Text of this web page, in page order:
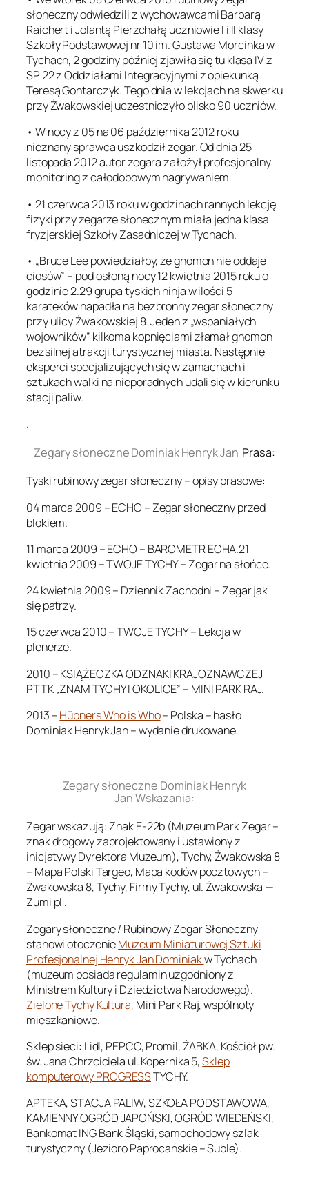
słoneczny odwiedzili z wychowawcami Barbarą
Raichert i Jolantą Pierzchałą uczniowie I i II klasy
Szkoły Podstawowej nr 10 im. Gustawa Morcinka w
Tychach, 2 godziny później zjawiła się tu klasa IV z
SP 22 z Oddziałami Integracyjnymi z opiekunką
Teresą Gontarczyk. Tego dnia w lekcjach na skwerku
przy Żwakowskiej uczestniczyło blisko 90 uczniów.
• W nocy z 05 na 06 października 2012 roku
nieznany sprawca uszkodził zegar. Od dnia 25
listopada 2012 autor zegara założył profesjonalny
monitoring z całodobowym nagrywaniem.
• 21 czerwca 2013 roku w godzinach rannych lekcję
fizyki przy zegarze słonecznym miała jedna klasa
fryzjerskiej Szkoły Zasadniczej w Tychach.
• „Bruce Lee powiedziałby, że gnomon nie oddaje
ciosów” – pod osłoną nocy 12 kwietnia 2015 roku o
godzinie 2.29 grupa tyskich ninja w ilości 5
karateków napadła na bezbronny zegar słoneczny
przy ulicy Żwakowskiej 8. Jeden z „wspaniałych
wojowników” kilkoma kopnięciami złamał gnomon
bezsilnej atrakcji turystycznej miasta. Następnie
eksperci specjalizujących się w zamachach i
sztukach walki na nieporadnych udali się w kierunku
stacji paliw.
.
Zegary słoneczne Dominiak Henryk Jan Prasa:
Tyski rubinowy zegar słoneczny – opisy prasowe:
04 marca 2009 – ECHO – Zegar słoneczny przed
blokiem.
11 marca 2009 – ECHO – BAROMETR ECHA.21
kwietnia 2009 – TWOJE TYCHY – Zegar na słońce.
24 kwietnia 2009 – Dziennik Zachodni – Zegar jak
się patrzy.
15 czerwca 2010 – TWOJE TYCHY – Lekcja w
plenerze.
2010 – KSIĄŻECZKA ODZNAKI KRAJOZNAWCZEJ
PTTK „ZNAM TYCHY I OKOLICE” – MINI PARK RAJ.
2013 –Hübners Who is Who– Polska – hasło
Dominiak Henryk Jan – wydanie drukowane.
Zegary słoneczne Dominiak Henryk
Jan Wskazania:
Zegar wskazują: Znak E-22b (Muzeum Park Zegar –
znak drogowy zaprojektowany i ustawiony z
inicjatywy Dyrektora Muzeum), Tychy, Żwakowska 8
– Mapa Polski Targeo, Mapa kodów pocztowych –
Żwakowska 8, Tychy, Firmy Tychy, ul. Żwakowska —
Zumi pl .
Zegary słoneczne / Rubinowy Zegar Słoneczny
stanowi otoczenieMuzeum Miniaturowej Sztuki
Profesjonalnej Henryk Jan Dominiakw Tychach
(muzeum posiada regulamin uzgodniony z
Ministrem Kultury i Dziedzictwa Narodowego).
Zielone Tychy Kultura, Mini Park Raj, wspólnoty
mieszkaniowe.
Sklep sieci: Lidl, PEPCO, Promil, ŻABKA, Kościół pw.
św. Jana Chrzciciela ul. Kopernika 5,Sklep
komputerowy PROGRESSTYCHY.
APTEKA, STACJA PALIW, SZKOŁA PODSTAWOWA,
KAMIENNY OGRÓD JAPOŃSKI, OGRÓD WIEDEŃSKI,
Bankomat ING Bank Śląski, samochodowy szlak
turystyczny (Jezioro Paprocańskie – Suble).